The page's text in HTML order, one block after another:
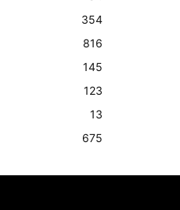
354
816
145
123
13
675